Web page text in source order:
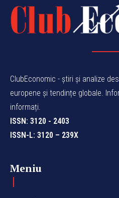
ClubEconomic - știri și analize
europene și tendințe globale.
informați.
ISSN: 3120 - 2403
ISSN-L: 3120 – 239X
Meniu